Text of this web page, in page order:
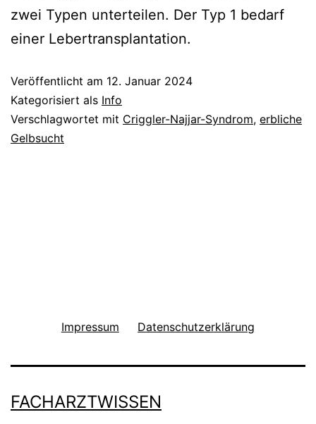
zwei Typen unterteilen. Der Typ 1 bedarf
einer Lebertransplantation.
Veröffentlicht am 12. Januar 2024
Kategorisiert als Info
Verschlagwortet mit Criggler-Najjar-Syndrom, erbliche
Gelbsucht
Impressum Datenschutzerklärung
FACHARZTWISSEN